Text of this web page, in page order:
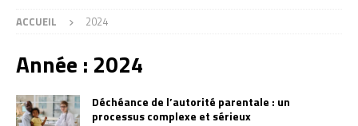
ACCUEIL 2024
Année : 2024
Déchéance de l’autorité parentale : un
processus complexe et sérieux